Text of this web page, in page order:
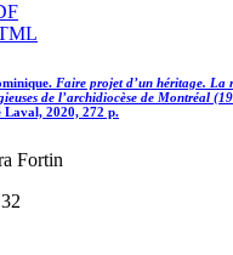
Faire projet d’un héritage. La
de l’archidiocèse de Montréal
Laval, 2020, 272 p.
Fortin